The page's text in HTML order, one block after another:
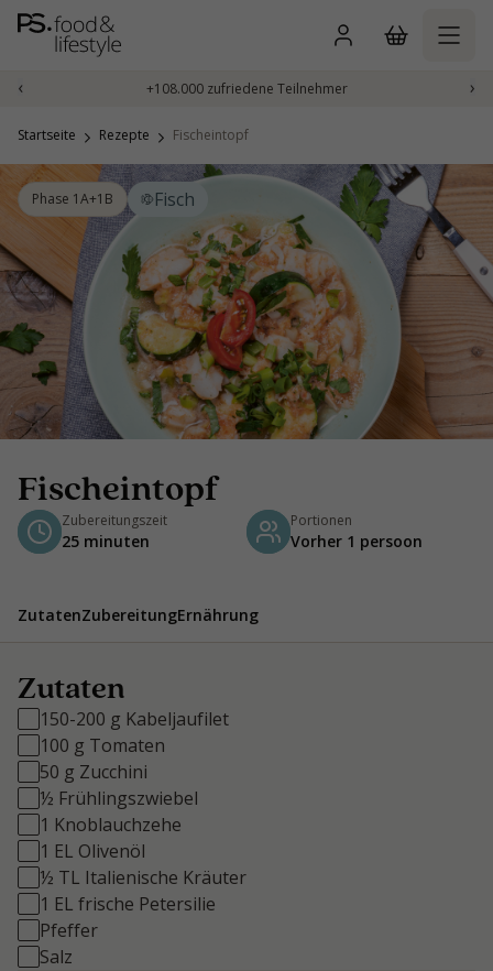
Zum
Inhalt
springen
‹ +108.000 zufriedene Teilnehmer ›
Startseite Rezepte Fischeintopf
Phase 1A+1B Fisch
Fischeintopf
Zubereitungszeit
25 minuten
Portionen
Vorher 1 persoon
ZutatenZubereitungErnährung
Zutaten
150-200 g Kabeljaufilet
100 g Tomaten
50 g Zucchini
½ Frühlingszwiebel
1 Knoblauchzehe
1 EL Olivenöl
½ TL Italienische Kräuter
1 EL frische Petersilie
Pfeffer
Salz